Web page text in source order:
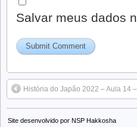
Salvar meus dados
História do Japão 2022 – Aula 14
Site desenvolvido por NSP Hakkosha